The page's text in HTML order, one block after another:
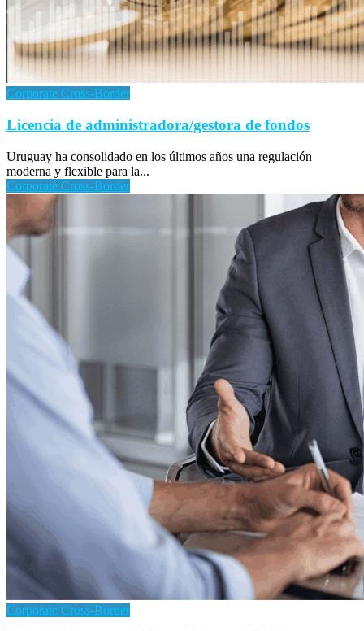
Corporate Cross-Border
Licencia de administradora/gestora de fondos
Uruguay ha consolidado en los últimos años una regulación
moderna y flexible para la...
Corporate Cross-Border
Corporate Cross-Border